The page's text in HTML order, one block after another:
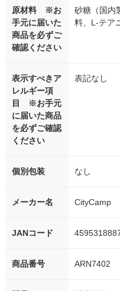
原材料 ※お
手元に届いた
商品を必ずご
確認ください
砂糖（国内
料、L-テア
表示すべきア
レルギー項
目 ※お手元
に届いた商品
を必ずご確認
ください
表記なし
個別包装 なし
メーカー名 CityCamp
JANコード
商品番号 ARN7402